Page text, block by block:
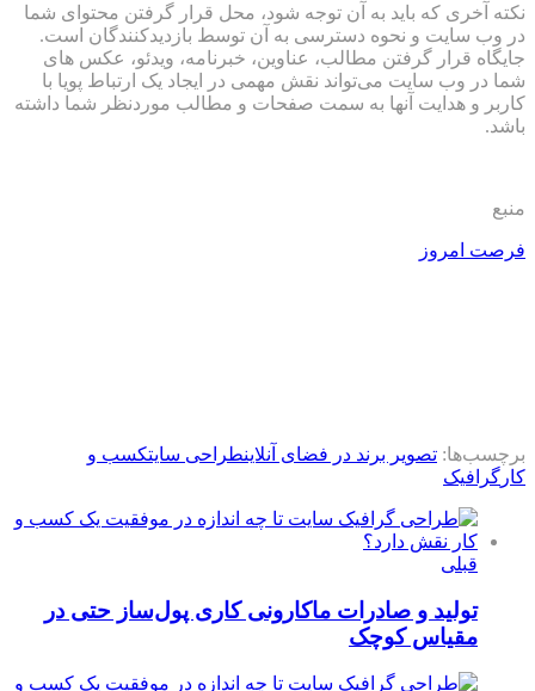
نکته آخری که باید به آن توجه شود، محل قرار گرفتن محتوای شما
در وب سایت و نحوه دسترسی به آن توسط بازدیدکنندگان است.
جایگاه قرار گرفتن مطالب، عناوین، خبرنامه، ویدئو، عکس های
شما در وب سایت می‌تواند نقش مهمی در ایجاد یک ارتباط پویا با
کاربر و هدایت آنها به سمت صفحات و مطالب موردنظر شما داشته
باشد.
منبع
فرصت امروز
برچسب‌ها: تصویر برند در فضای آنلاینطراحی سایتکسب و
کار گرافیک
قبلی
تولید و صادرات ماکارونی کاری پول‌ساز حتی در
مقیاس کوچک